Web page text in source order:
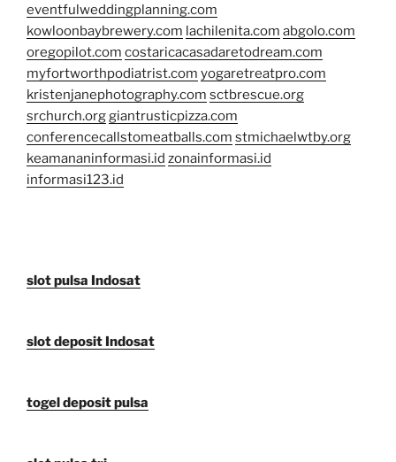
eventfulweddingplanning.com
kowloonbaybrewery.com lachilenita.com abgolo.com
oregopilot.com costaricacasadaretodream.com
myfortworthpodiatrist.com yogaretreatpro.com
kristenjanephotography.com sctbrescue.org
srchurch.orggiantrusticpizza.com
conferencecallstomeatballs.com stmichaelwtby.org
keamananinformasi.id zonainformasi.id
informasi123.id
slot pulsa Indosat
slot deposit Indosat
togel deposit pulsa